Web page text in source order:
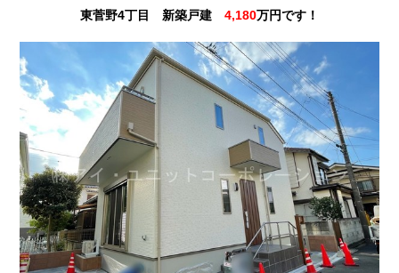
東菅野4丁目 新築戸建 4,180万円です！